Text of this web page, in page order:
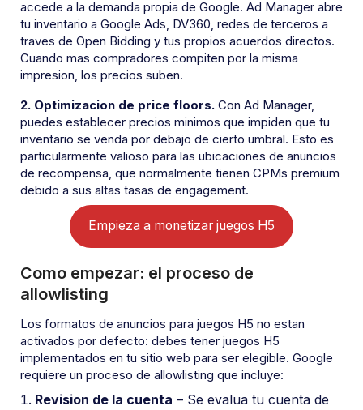
accede a la demanda propia de Google. Ad Manager abre
tu inventario a Google Ads, DV360, redes de terceros a
traves de Open Bidding y tus propios acuerdos directos.
Cuando mas compradores compiten por la misma
impresion, los precios suben.
2. Optimizacion de price floors. Con Ad Manager,
puedes establecer precios minimos que impiden que tu
inventario se venda por debajo de cierto umbral. Esto es
particularmente valioso para las ubicaciones de anuncios
de recompensa, que normalmente tienen CPMs premium
debido a sus altas tasas de engagement.
Empieza a monetizar juegos H5
Como empezar: el proceso de
allowlisting
Los formatos de anuncios para juegos H5 no estan
activados por defecto: debes tener juegos H5
implementados en tu sitio web para ser elegible. Google
requiere un proceso de allowlisting que incluye:
Revision de la cuenta – Se evalua tu cuenta de